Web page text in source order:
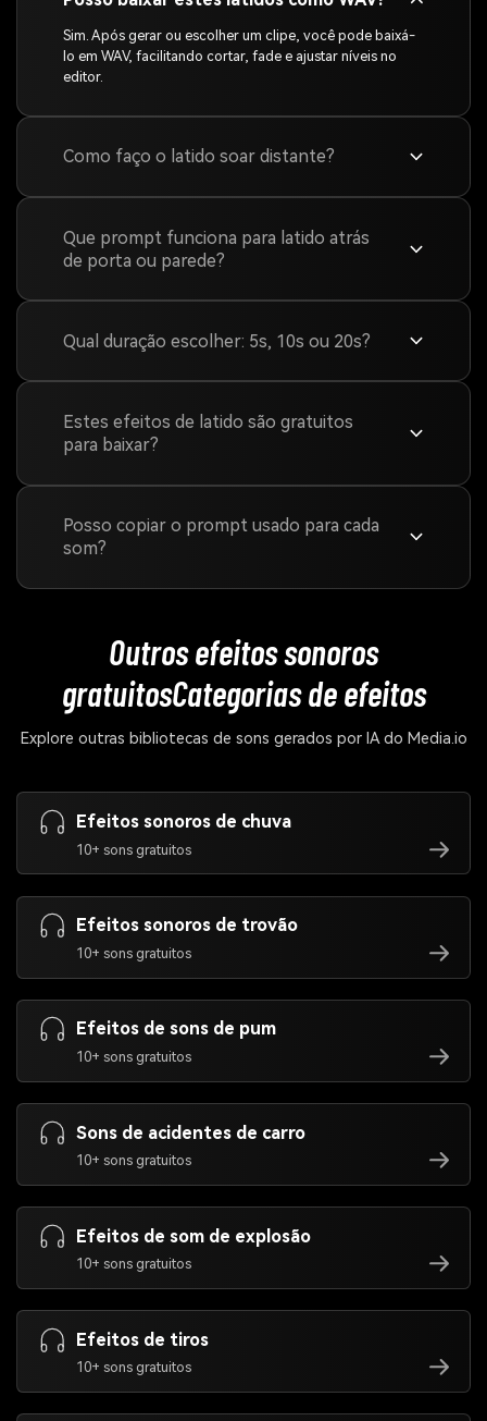
Sim. Após gerar ou escolher um clipe, você pode baixá-
lo em WAV, facilitando cortar, fade e ajustar níveis no
editor.
Como faço o latido soar distante?
Que prompt funciona para latido atrás
de porta ou parede?
Qual duração escolher: 5s, 10s ou 20s?
Estes efeitos de latido são gratuitos
para baixar?
Posso copiar o prompt usado para cada
som?
Outros efeitos sonoros
gratuitosCategorias de efeitos
Explore outras bibliotecas de sons gerados por IA do Media.io
Efeitos sonoros de chuva
10+ sons gratuitos
Efeitos sonoros de trovão
10+ sons gratuitos
Efeitos de sons de pum
10+ sons gratuitos
Sons de acidentes de carro
10+ sons gratuitos
Efeitos de som de explosão
10+ sons gratuitos
Efeitos de tiros
10+ sons gratuitos